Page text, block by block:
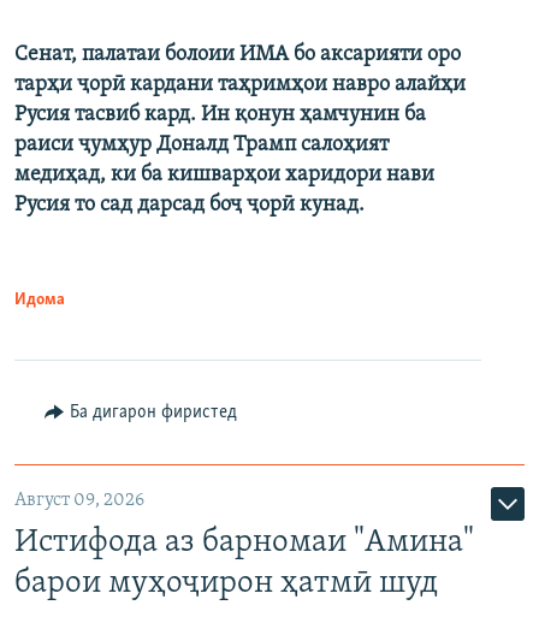
Сенат, палатаи болоии ИМА бо аксарияти оро
тарҳи ҷорӣ кардани таҳримҳои навро алайҳи
Русия тасвиб кард. Ин қонун ҳамчунин ба
раиси ҷумҳур Доналд Трамп салоҳият
медиҳад, ки ба кишварҳои харидори нави
Русия то сад дарсад боҷ ҷорӣ кунад.
Идома
Ба дигарон фиристед
Август 09, 2026
Истифода аз барномаи "Амина"
барои муҳоҷирон ҳатмӣ шуд